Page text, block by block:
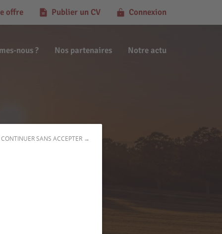
CONTINUER SANS ACCEPTER →
nous ? Nos partenaires Notre actu
offre Publier un CV Connexion